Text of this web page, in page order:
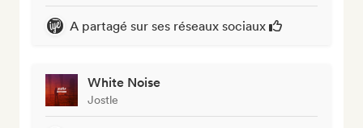
A partagé sur ses réseaux sociaux
White Noise
Jostle